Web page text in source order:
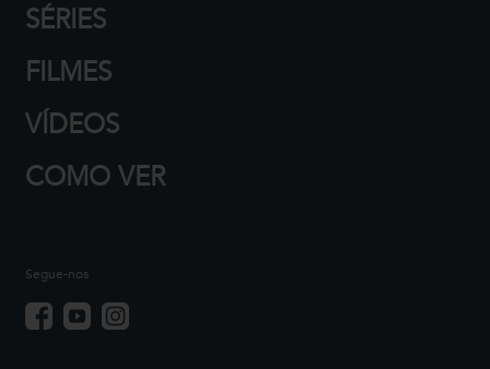
SÉRIES
FILMES
VÍDEOS
COMO VER
Segue-nos